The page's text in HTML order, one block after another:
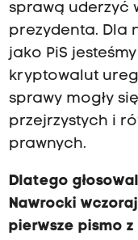
sprawą uderzyć
prezydenta. Dla
jako PiS
kryptowalut
sprawy mogły
przejrzystych i
prawnych.
Dlatego
Nawrocki wczoraj
pierwsze pismo